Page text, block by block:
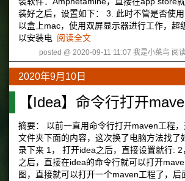
装好之后，设置如下： 3. 此时不管是否使
以盒上mac，使用双屏显示器进行工作，超
以安装电 阅读全文
posted @ 2020-09-11 11:07 我是小菜鸟 阅
2020年9月10日
【Idea】命令行打开
摘要： 以前一直用命令行打开maven工程
文件夹下面的内容，这次换了电脑方法找了
录下来 1， 打开idea之后，直接设置就行:
之后，直接在idea的命令行就可以打开
图，直接就可以打开一个maven工程了，后